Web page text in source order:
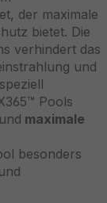
der maximale
bietet. Die
verhindert das
und
Pools
und maximale
besonders